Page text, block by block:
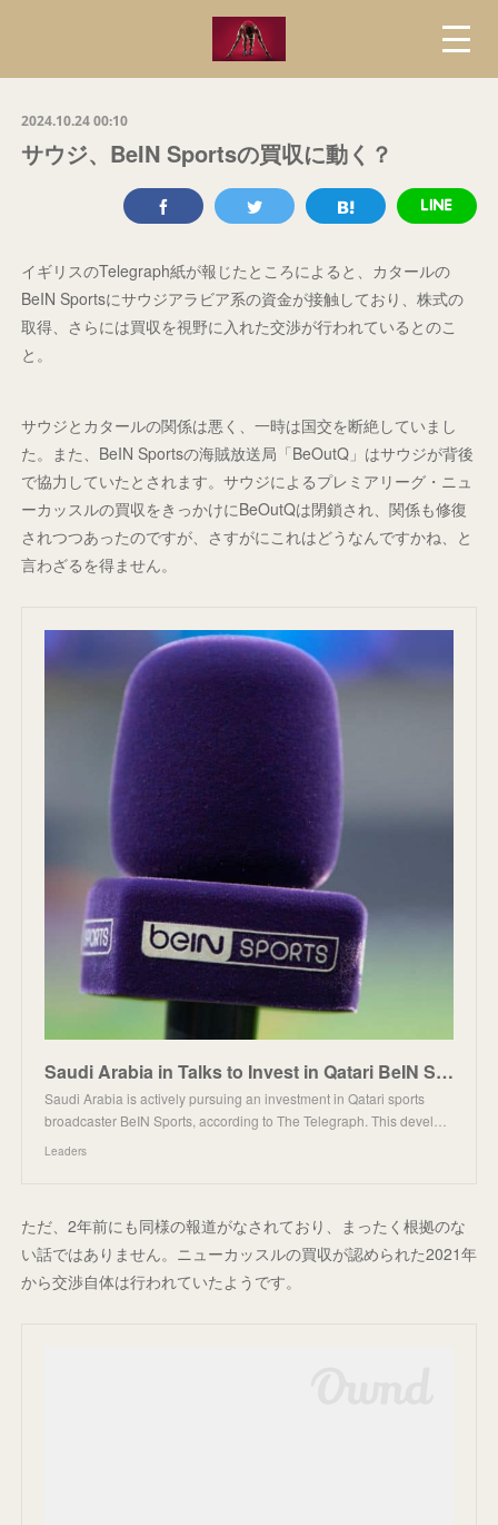
2024.10.24 00:10
サウジ、BeIN Sportsの買収に動く？
イギリスのTelegraph紙が報じたところによると、カタールの
BeIN Sportsにサウジアラビア系の資金が接触しており、株式の
取得、さらには買収を視野に入れた交渉が行われているとのこ
と。
サウジとカタールの関係は悪く、一時は国交を断絶していまし
た。また、BeIN Sportsの海賊放送局「BeOutQ」はサウジが背後
で協力していたとされます。サウジによるプレミアリーグ・ニュ
ーカッスルの買収をきっかけにBeOutQは閉鎖され、関係も修復
されつつあったのですが、さすがにこれはどうなんですかね、と
言わざるを得ません。
Saudi Arabia in Talks to Invest in Qatari BeIN Sports: Report
Saudi Arabia is actively pursuing an investment in Qatari sports
broadcaster BeIN Sports, according to The Telegraph. This devel…
Leaders
ただ、2年前にも同様の報道がなされており、まったく根拠のな
い話ではありません。ニューカッスルの買収が認められた2021年
から交渉自体は行われていたようです。